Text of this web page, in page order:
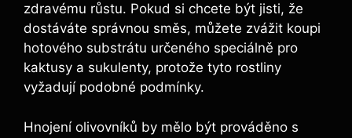
zdravému růstu. Pokud si chcete být jisti, že
dostáváte správnou směs, můžete zvážit koupi
hotového substrátu určeného speciálně pro
kaktusy a sukulenty, protože tyto rostliny
vyžadují podobné podmínky.
Hnojení olivovníků by mělo být prováděno s